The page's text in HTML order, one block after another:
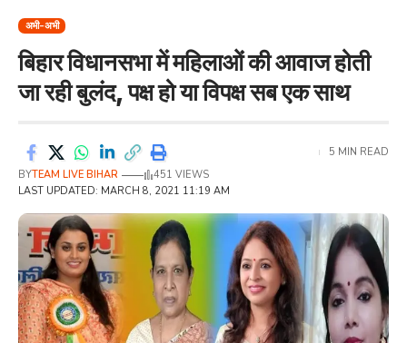
अभी-अभी
बिहार विधानसभा में महिलाओं की आवाज होती
जा रही बुलंद, पक्ष हो या विपक्ष सब एक साथ
LAST UPDATED: MARCH 8, 2021 11:19 AM
BYTEAM LIVE BIHAR 451 VIEWS
5 MIN READ